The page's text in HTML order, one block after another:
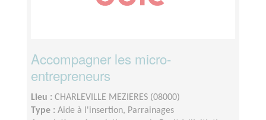
Accompagner les micro-
entrepreneurs
Lieu : CHARLEVILLE MEZIERES (08000)
Type : Aide à l'insertion, Parrainages